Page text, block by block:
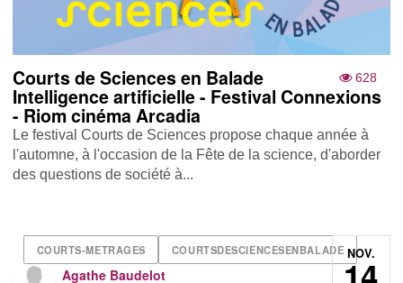
628
Courts de Sciences en Balade
Intelligence artificielle - Festival Connexions
- Riom cinéma Arcadia
Le festival Courts de Sciences propose chaque année à
l'automne, à l'occasion de la Fête de la science, d'aborder
des questions de société à...
COURTS-METRAGES COURTSDESCIENCESENBALADE
Agathe Baudelot
NOV.